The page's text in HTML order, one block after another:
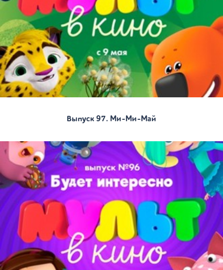
Выпуск 97. Ми-Ми-Май